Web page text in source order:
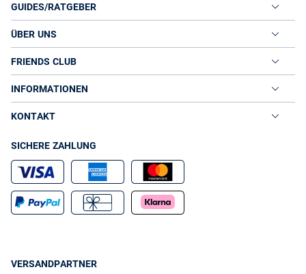
GUIDES/RATGEBER
ÜBER UNS
FRIENDS CLUB
INFORMATIONEN
KONTAKT
SICHERE ZAHLUNG
VERSANDPARTNER